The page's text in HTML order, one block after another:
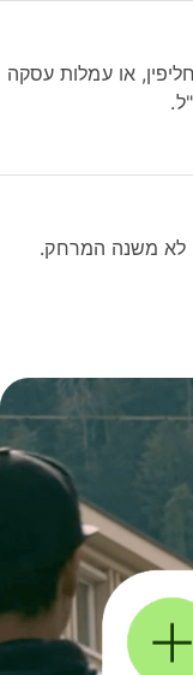
או עמלות עסקה
משנה המרחק.